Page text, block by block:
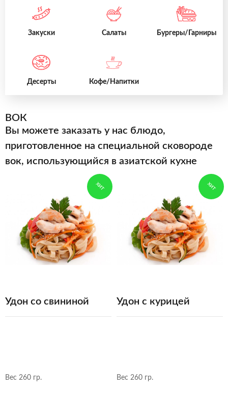
Закуски Салаты Бургеры/Гарниры
Десерты Кофе/Напитки
ВОК
Вы можете заказать у нас блюдо,
приготовленное на специальной сковороде
вок, использующийся в азиатской кухне
ХИТ
Удон со свининой
Вес 260 гр.
ХИТ
Удон с курицей
Вес 260 гр.